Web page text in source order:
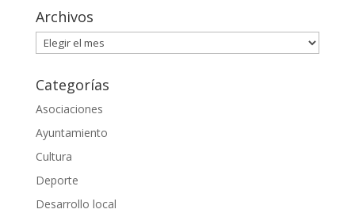
Archivos
Archivos
Categorías
Asociaciones
Ayuntamiento
Cultura
Deporte
Desarrollo local